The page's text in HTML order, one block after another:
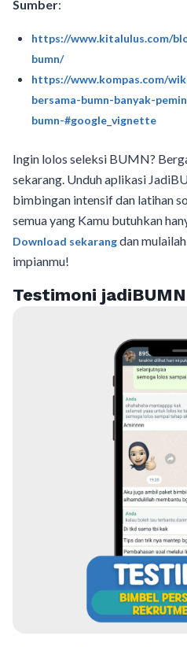
Sumber:
https://www.kitalulus.com/
bumn/
https://www.kompas.com/
bersama-bumn-banyak-
bumn-#google_vignette
Ingin lolos seleksi BUMN?
sekarang. Unduh aplikasi
bimbingan intensif dan latihan
semua yang Kamu butuhkan
Download sekarangdan
impianmu!
Testimoni jadiBUMN